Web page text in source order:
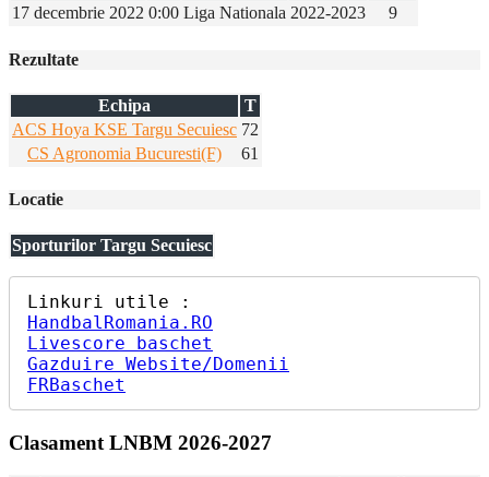
17 decembrie 2022 0:00 Liga Nationala 2022-2023 9
Rezultate
Echipa
T
ACS Hoya KSE Targu Secuiesc 72
CS Agronomia Bucuresti(F)
61
Locatie
Sporturilor Targu Secuiesc
HandbalRomania.RO
Livescore baschet
Gazduire Website/Domenii
FRBaschet
Clasament LNBM 2026-2027